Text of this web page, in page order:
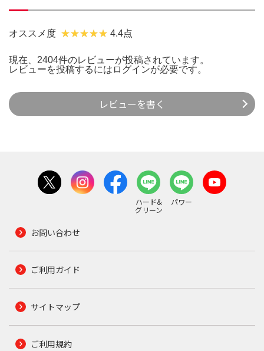
オススメ度 4.4点
現在、2404件のレビューが投稿されています。
レビューを投稿するには ログインが必要です。
レビューを書く
ハード&
グリーン
パワー
お問い合わせ
ご利用ガイド
サイトマップ
ご利用規約